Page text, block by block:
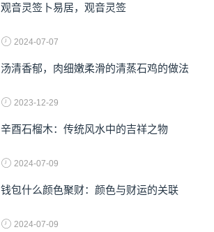
观音灵签卜易居，观音灵签
2024-07-07
汤清香郁，肉细嫩柔滑的清蒸石鸡的做法
2023-12-29
辛酉石榴木：传统风水中的吉祥之物
2024-07-09
钱包什么颜色聚财：颜色与财运的关联
2024-07-09